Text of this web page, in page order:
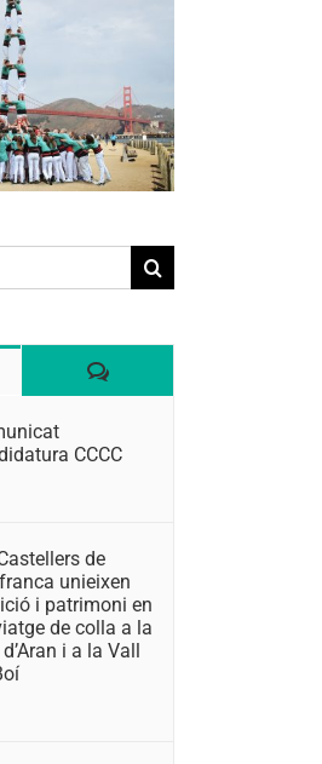
Comentaris
CCCC
de
unieixen
i patrimoni en
de colla a la
i a la Vall